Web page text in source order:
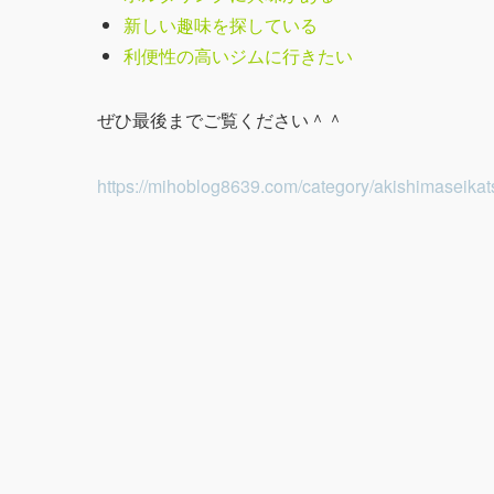
新しい趣味を探している
利便性の高いジムに行きたい
ぜひ最後までご覧ください＾＾
https://mihoblog8639.com/category/